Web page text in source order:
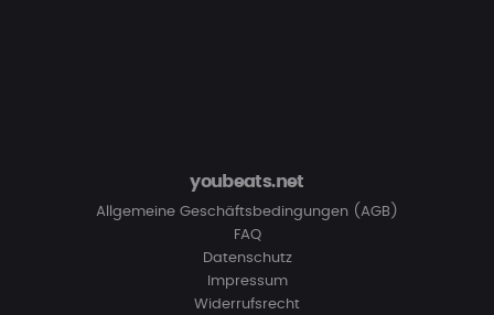
youbeats.net
Allgemeine Geschäftsbedingungen (AGB)
FAQ
Datenschutz
Impressum
Widerrufsrecht